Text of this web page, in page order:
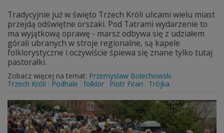
Tradycyjnie już w święto Trzech Króli ulicami wielu miast
przejdą odświętne orszaki. Pod Tatrami wydarzenie to
ma wyjątkową oprawę - marsz odbywa się z udziałem
górali ubranych w stroje regionalne, są kapele
folklorystyczne i oczywiście śpiewa się znane tylko tutaj
pastorałki.
Zobacz więcej na temat: Przemysław Bolechowski
Trzech Króli
Podhale folklor Piotr Firan Trójka